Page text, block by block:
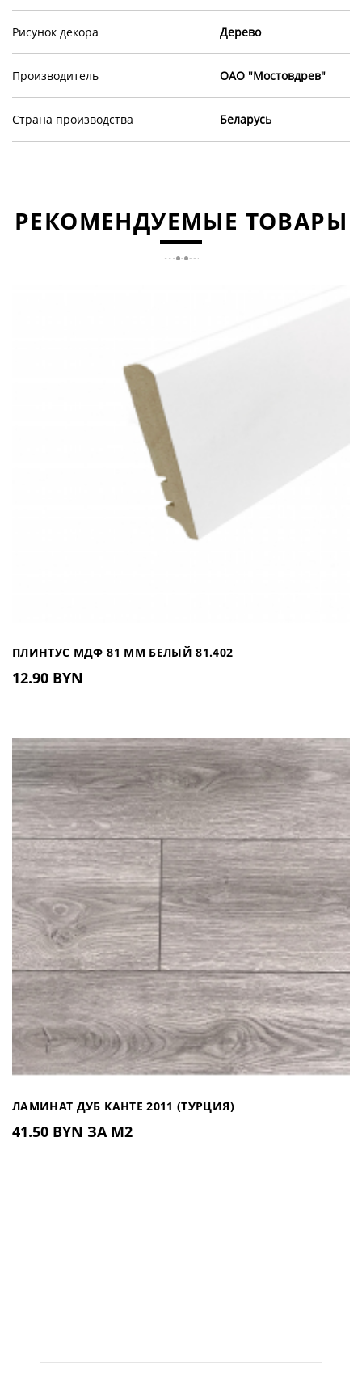
Рисунок декора Дерево
Производитель ОАО "Мостовдрев"
Страна производства Беларусь
РЕКОМЕНДУЕМЫЕ ТОВАРЫ
ПЛИНТУС МДФ 81 ММ БЕЛЫЙ 81.402
12.90 BYN
ЛАМИНАТ ДУБ КАНТЕ 2011 (ТУРЦИЯ)
41.50 BYN ЗА М2